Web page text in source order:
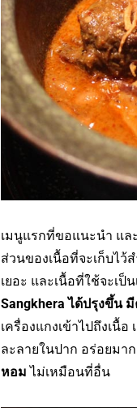
เมนูแรกที่ขอแนะนำ แล
ส่วนของเนื้อที่จะเก็บไ
เยอะ และเนื้อที่ใช้จะเป็
Sangkhera ได้ปรุงขึ้น
เครื่องแกงเข้าไปถึงเนื้
ละลายในปาก อร่อยม
หอม ไม่เหมือนที่อื่น